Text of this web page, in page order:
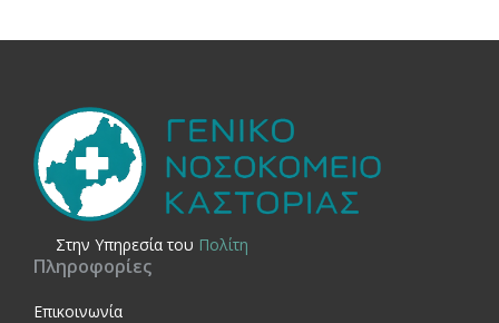
Στην Yπηρεσία του Πολίτη
Πληροφορίες
Επικοινωνία